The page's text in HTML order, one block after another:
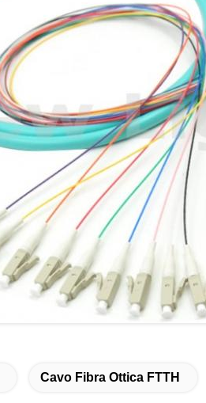
Cavo Fibra Ottica FTTH